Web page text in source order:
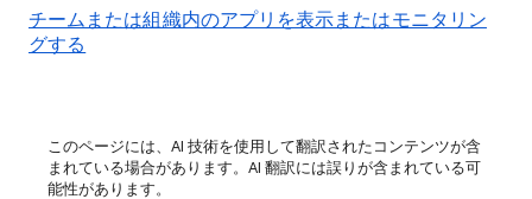
チームまたは組織内のアプリを表示またはモニタリン
グする
このページには、AI 技術を使用して翻訳されたコンテンツが含
まれている場合があります。AI 翻訳には誤りが含まれている可
能性があります。